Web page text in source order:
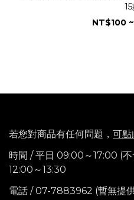
NT$100
若您對商品有任何問題， 可點
時間 / 平日 09:00～17:00 (不
12:00～13:30
電話 / 07-7883962 (暫無提